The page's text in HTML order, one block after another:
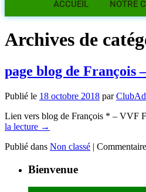
ACCUEIL NOTRE
Archives de
page blog de François
Publié le 18 octobre 2018 par
Lien vers blog de François * – VVF
la lecture →
Publié dans Non classé |
Bienvenue